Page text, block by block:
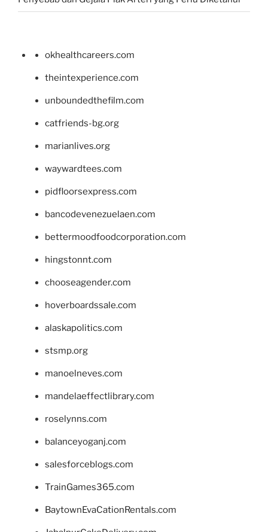
okhealthcareers.com
theintexperience.com
unboundedthefilm.com
catfriends-bg.org
marianlives.org
waywardtees.com
pidfloorsexpress.com
bancodevenezuelaen.com
bettermoodfoodcorporation.com
hingstonnt.com
chooseagender.com
hoverboardssale.com
alaskapolitics.com
stsmp.org
manoelneves.com
mandelaeffectlibrary.com
roselynns.com
balanceyoganj.com
salesforceblogs.com
TrainGames365.com
BaytownEvaCationRentals.com